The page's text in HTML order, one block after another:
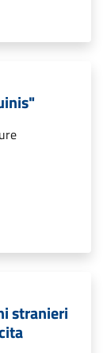
stranieri